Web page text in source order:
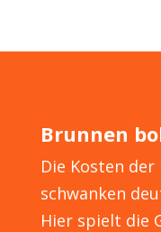
Brunnen
Die Kosten
schwanken
Hier spielt die